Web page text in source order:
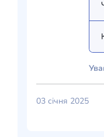
03 січня 2025